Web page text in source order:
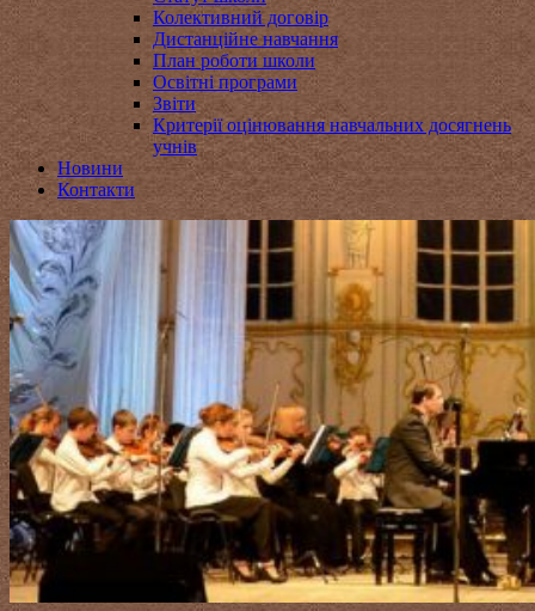
Колективний договір
Дистанційне навчання
План роботи школи
Освітні програми
Звіти
Критерії оцінювання навчальних досягнень
учнів
Новини
Контакти